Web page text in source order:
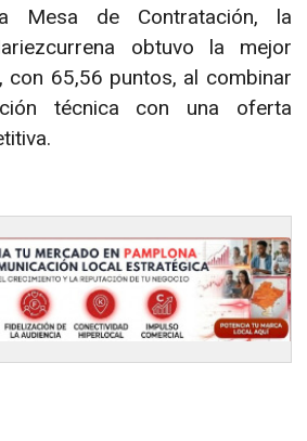
Mesa de Contratación, la
obtuvo la mejor
con 65,56 puntos, al combinar
técnica con una oferta